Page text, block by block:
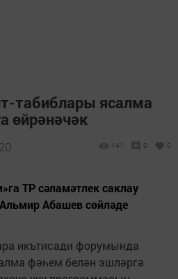
табиблары ясалма
өйрәнәчәк
141 0 0
ТР сәламәтлек саклау
Абашев сөйләде
икътисади форумында
фәһем белән эшләргә